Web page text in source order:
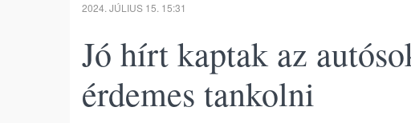
2024. JÚLIUS 15. 15:31
Jó hírt kaptak az
érdemes tankolni